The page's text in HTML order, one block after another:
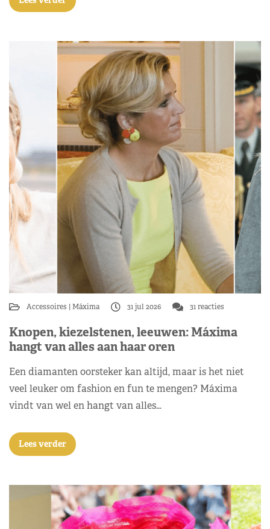
Accessoires Máxima 31 jul 2026 31 reacties
Knopen, kiezelstenen, leeuwen: Máxima
hangt van alles aan haar oren
Een diamanten oorsteker kan altijd, maar is het niet
veel leuker om fashion en fun te mengen? Máxima
vindt van wel en hangt van alles…
Lees verder